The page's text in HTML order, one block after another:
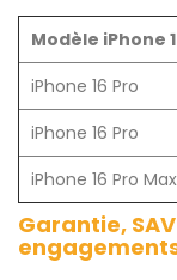
Modèle iPhone
iPhone 16 Pro
iPhone 16 Pro
iPhone 16 Pro Max
Garantie,